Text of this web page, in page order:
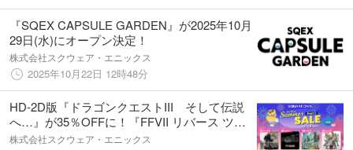
『SQEX CAPSULE GARDEN』が2025年10月
29日(水)にオープン決定！
株式会社スクウェア・エニックス
2025年10月22日 12時48分
HD-2D版『ドラゴンクエストIII そして伝説
へ…』が35％OFFに！『FFVII リバース ツイ
ンパック』など割引率アップの人気作をお見
株式会社スクウェア・エニックス